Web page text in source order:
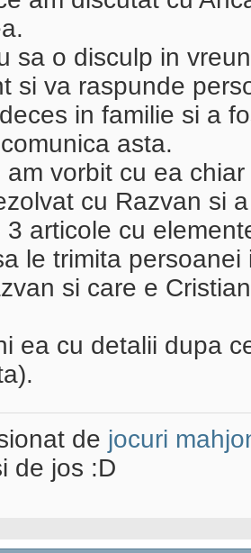
sa o disculp in
si va raspunde
in familie si a
asta.
am vorbit cu ea
cu Razvan si
3 articole cu
le trimita
si care e
ea cu detalii dupa
de jocuri
de jos :D